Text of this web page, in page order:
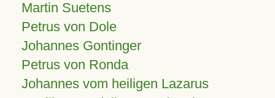
Martin Suetens
Petrus von Dole
Johannes Gontinger
Petrus von Ronda
Johannes vom heiligen Lazarus